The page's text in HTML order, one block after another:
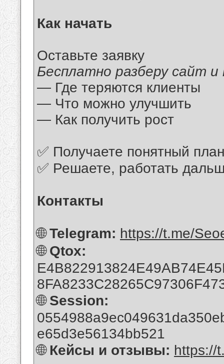
Как начать
Оставьте заявку
Бесплатно разберу сайт и
— Где теряются клиенты
— Что можно улучшить
— Как получить рост
✅ Получаете понятный
✅ Решаете, работать
Контакты
🌐Telegram: https://t.me/
🌐Qtox:
🌐Session:
e65d3e56134bb521
🌐 Кейсы и отзывы: https://